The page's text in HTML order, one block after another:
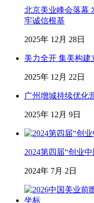
北京美业峰会落幕
牢诚信根基
2025年 12月 28日
美力全开 集美构建
2025年 12月 22日
广州增城持续优化
2025年 12月 9日
2024第四届“创业
2024年 7月 2日